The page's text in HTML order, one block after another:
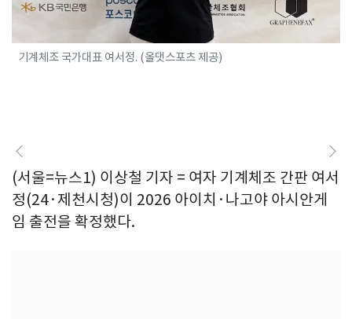
기계체조 국가대표 여서정. (올댓스포츠 제공)
(서울=뉴스1) 이상철 기자 = 여자 기계체조 간판 여서
정(24·제천시청)이 2026 아이치·나고야 아시안게
임 출전을 확정했다.